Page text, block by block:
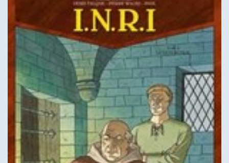
CONNEXION
J'ai oublié mon
Toujours pas
LES UTOPIALES 2025
IMAGINALES 2026
SENSE OF WONDER